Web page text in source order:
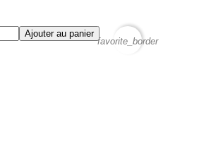
Ajouter au panier
favorite_border